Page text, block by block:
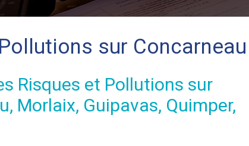
sur Concarneau
Risques et Pollutions sur
Morlaix, Guipavas, Quimper,